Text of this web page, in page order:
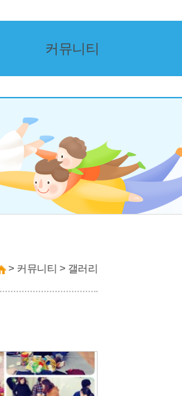
커뮤니티
> 커뮤니티 > 갤러리